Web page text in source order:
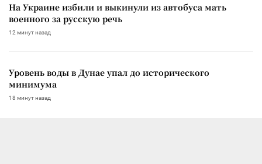
На Украине избили и выкинули из автобуса мать
военного за русскую речь
12 минут назад
Уровень воды в Дунае упал до исторического
минимума
18 минут назад